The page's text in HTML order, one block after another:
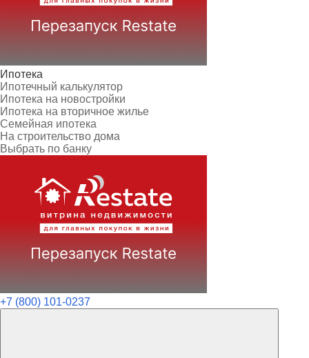
Ипотека
Ипотечный калькулятор
Ипотека на новостройки
Ипотека на вторичное жилье
Семейная ипотека
На строительство дома
Выбрать по банку
+7 (800) 101-0237